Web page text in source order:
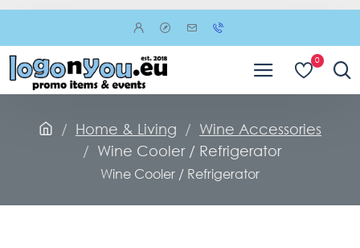
0
Home & Living
Wine Accessories
Wine Cooler / Refrigerator
Wine Cooler / Refrigerator